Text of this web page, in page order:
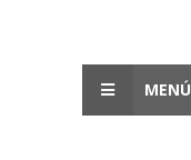
MENÚ